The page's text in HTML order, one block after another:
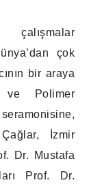
çok
bir araya
ve Polimer
seramonisine,
İzmir
Dr. Mustafa
Prof. Dr.